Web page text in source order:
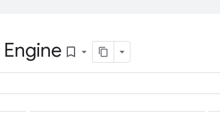
bookmark_border